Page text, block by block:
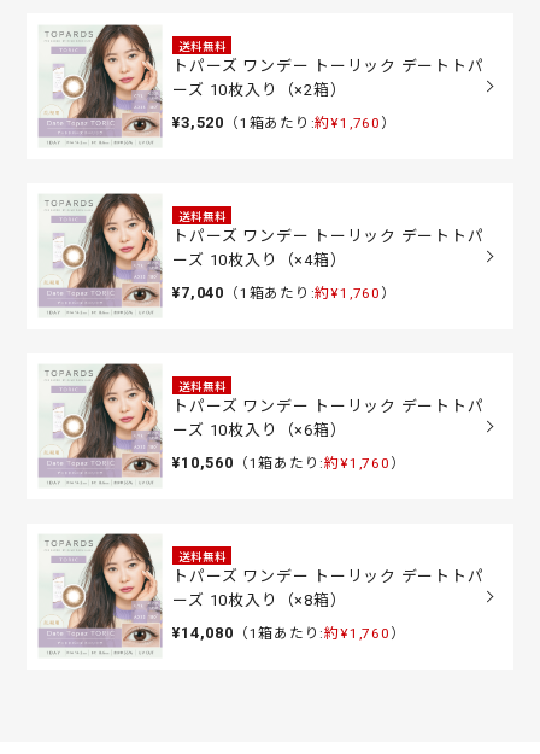
送料無料
トパーズ ワンデー トーリック デートトパ
ーズ 10枚入り（×2箱）
¥3,520 （1箱あたり:約¥1,760 ）
送料無料
トパーズ ワンデー トーリック デートトパ
ーズ 10枚入り（×4箱）
¥7,040 （1箱あたり:約¥1,760 ）
送料無料
トパーズ ワンデー トーリック デートトパ
ーズ 10枚入り（×6箱）
¥10,560 （1箱あたり:約¥1,760 ）
送料無料
トパーズ ワンデー トーリック デートトパ
ーズ 10枚入り（×8箱）
¥14,080 （1箱あたり:約¥1,760 ）